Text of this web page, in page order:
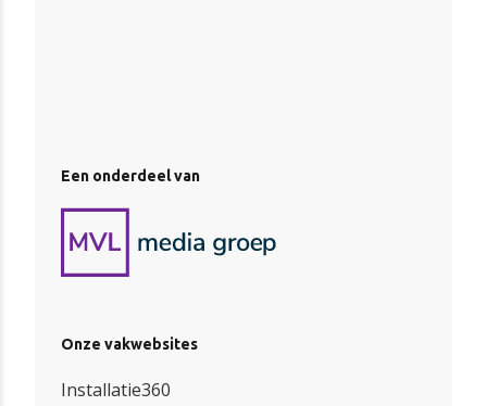
Een onderdeel van
Onze vakwebsites
Installatie360